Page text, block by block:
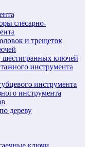
слесарно-
и трещеток
ключей
инструмента
инструмента
инструмента
дереву
ключи